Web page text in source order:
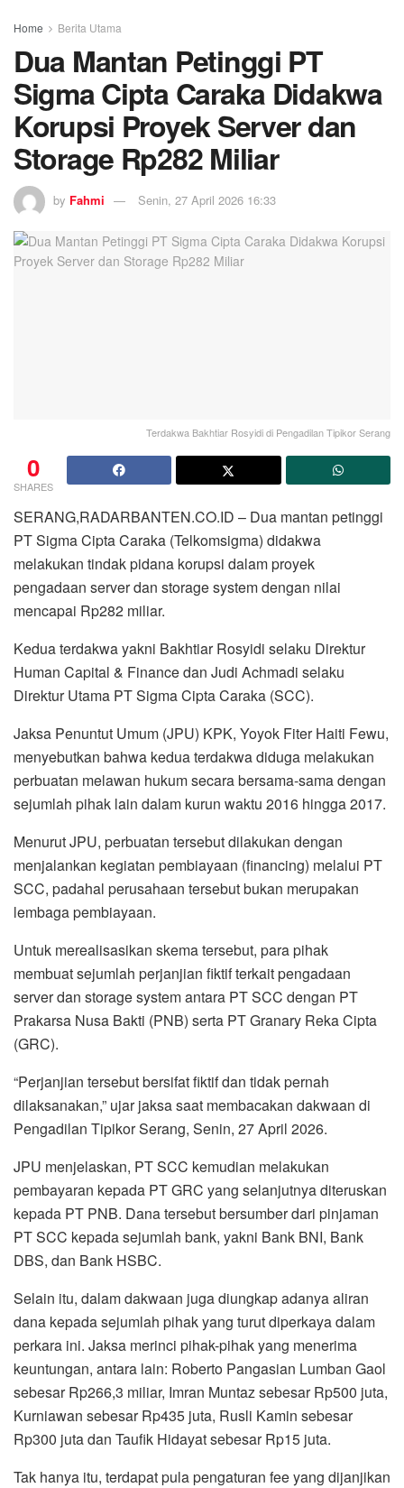
Home Berita Utama
Dua Mantan Petinggi PT
Sigma Cipta Caraka Didakwa
Korupsi Proyek Server dan
Storage Rp282 Miliar
by Fahmi Senin, 27 April 2026 16:33
Terdakwa Bakhtiar Rosyidi di Pengadilan Tipikor Serang
0
SHARES
SERANG,RADARBANTEN.CO.ID – Dua mantan petinggi
PT Sigma Cipta Caraka (Telkomsigma) didakwa
melakukan tindak pidana korupsi dalam proyek
pengadaan server dan storage system dengan nilai
mencapai Rp282 miliar.
Kedua terdakwa yakni Bakhtiar Rosyidi selaku Direktur
Human Capital & Finance dan Judi Achmadi selaku
Direktur Utama PT Sigma Cipta Caraka (SCC).
Jaksa Penuntut Umum (JPU) KPK, Yoyok Fiter Haiti Fewu,
menyebutkan bahwa kedua terdakwa diduga melakukan
perbuatan melawan hukum secara bersama-sama dengan
sejumlah pihak lain dalam kurun waktu 2016 hingga 2017.
Menurut JPU, perbuatan tersebut dilakukan dengan
menjalankan kegiatan pembiayaan (financing) melalui PT
SCC, padahal perusahaan tersebut bukan merupakan
lembaga pembiayaan.
Untuk merealisasikan skema tersebut, para pihak
membuat sejumlah perjanjian fiktif terkait pengadaan
server dan storage system antara PT SCC dengan PT
Prakarsa Nusa Bakti (PNB) serta PT Granary Reka Cipta
(GRC).
“Perjanjian tersebut bersifat fiktif dan tidak pernah
dilaksanakan,” ujar jaksa saat membacakan dakwaan di
Pengadilan Tipikor Serang, Senin, 27 April 2026.
JPU menjelaskan, PT SCC kemudian melakukan
pembayaran kepada PT GRC yang selanjutnya diteruskan
kepada PT PNB. Dana tersebut bersumber dari pinjaman
PT SCC kepada sejumlah bank, yakni Bank BNI, Bank
DBS, dan Bank HSBC.
Selain itu, dalam dakwaan juga diungkap adanya aliran
dana kepada sejumlah pihak yang turut diperkaya dalam
perkara ini. Jaksa merinci pihak-pihak yang menerima
keuntungan, antara lain: Roberto Pangasian Lumban Gaol
sebesar Rp266,3 miliar, Imran Muntaz sebesar Rp500 juta,
Kurniawan sebesar Rp435 juta, Rusli Kamin sebesar
Rp300 juta dan Taufik Hidayat sebesar Rp15 juta.
Tak hanya itu, terdapat pula pengaturan fee yang dijanjikan